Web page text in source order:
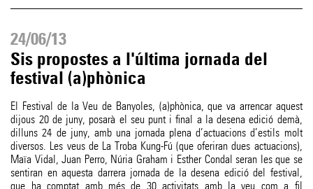
24/06/13
Sis propostes a l'última jornada del
festival (a)phònica
El Festival de la Veu de Banyoles, (a)phònica, que va arrencar aquest
dijous 20 de juny, posarà el seu punt i final a la desena edició demà,
dilluns 24 de juny, amb una jornada plena d’actuacions d’estils molt
diversos. Les veus de La Troba Kung-Fú (que oferiran dues actuacions),
Maïa Vidal, Juan Perro, Núria Graham i Esther Condal seran les que se
sentiran en aquesta darrera jornada de la desena edició del festival,
que ha comptat amb més de 30 activitats amb la veu com a fil